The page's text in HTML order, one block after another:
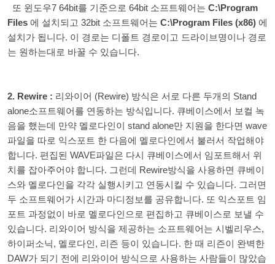
또 윈도우7 64bit를 기준으로 64bit 소프트웨어는 C:\Program
Files 에 설치되고 32bit 소프트웨어는 C:\Program Files (x86) 에
설치가 됩니다. 이 경로는 디폴트 경로이고 드라이브명이나 경로
는 원하는대로 바꿀 수 있습니다.
2. Rewire : 리와이어 (Rewire) 방식은 서로 다른 두개의 Stand
alone소프트웨어를 연동하는 방식입니다. 큐베이스에서 보컬 녹
음을 했는데 만약 멜로다인이 stand alone만 지원을 한다면 wave
파일을 따로 익스포트 한 다음에 멜로다인에서 불러서 작업해야
합니다. 편집된 WAVE파일은 다시 큐베이스에서 임포트해서 위
치를 잡아주어야 합니다. 그런데 Rewire방식을 사용하면 큐베이
스와 멜로다인을 각각 실행시키고 연동시킬 수 있습니다. 그러면
두 소프트웨어가 시간과 마디정보를 공유합니다. 또 익스포트 임
포트 과정없이 바로 멜로다인으로 편집하고 큐베이스로 보낼 수
있습니다. 리와이어 방식을 제공하는 소프트웨어는 시벨리우스,
하이퍼소닉, 멜로다인, 리즌 등이 있습니다. 한 때 리즌이 완벽한
DAW가 되기 전에 리와이어 방식으로 사용하는 사람들이 많았습